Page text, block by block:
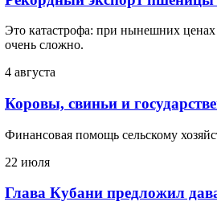
Это катастрофа: при нынешних ценах
очень сложно.
4 августа
Коровы, свиньи и
Финансовая помощь сельскому
22 июля
Глава Кубани предложил